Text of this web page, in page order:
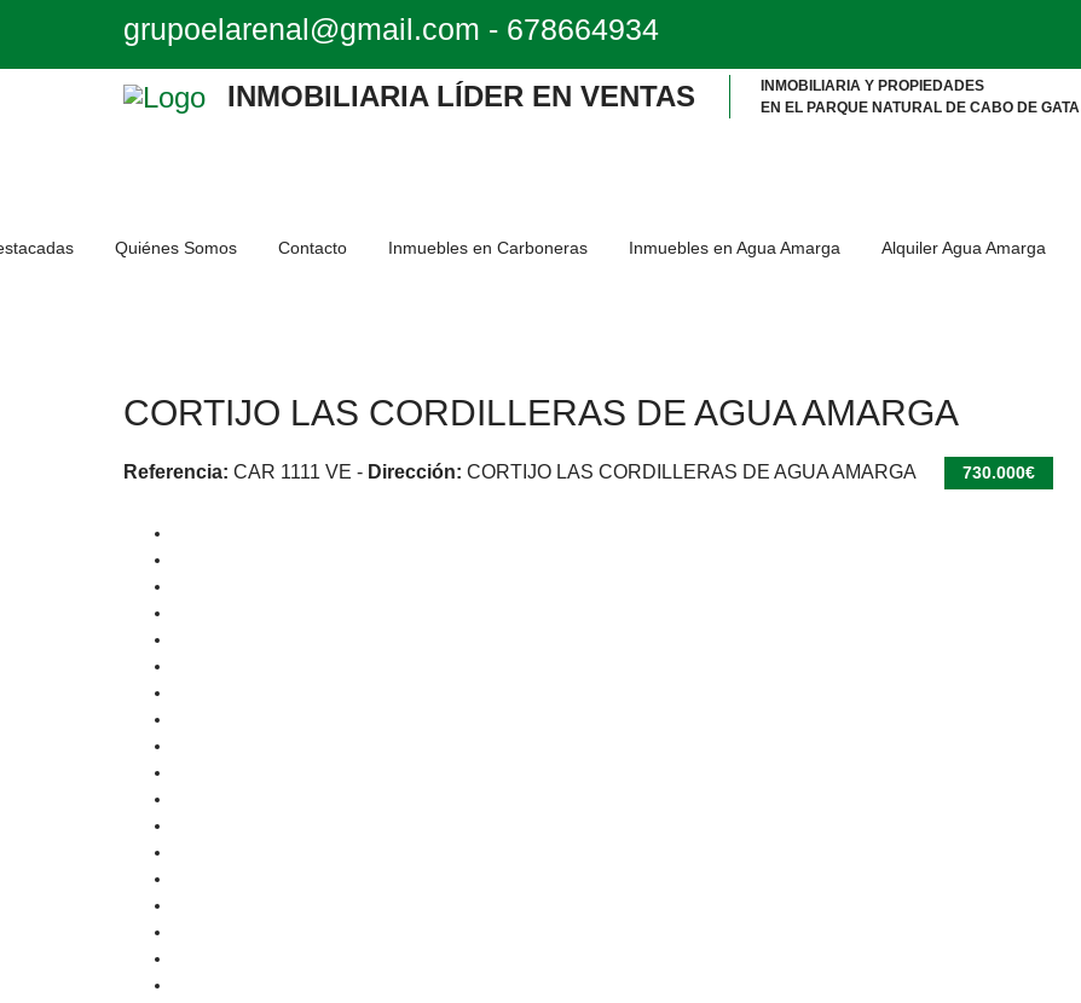
grupoelarenal@gmail.com - 678664934
INMOBILIARIA LÍDER EN VENTAS
INMOBILIARIA Y PROPIEDADES
EN EL PARQUE NATURAL DE CABO DE GATA
Quiénes Somos Contacto Inmuebles en Carboneras Inmuebles en Agua Amarga Alquiler Agua Amarga
CORTIJO LAS CORDILLERAS DE AGUA AMARGA
Referencia: CAR 1111 VE - Dirección: CORTIJO LAS CORDILLERAS DE AGUA AMARGA 730.000€